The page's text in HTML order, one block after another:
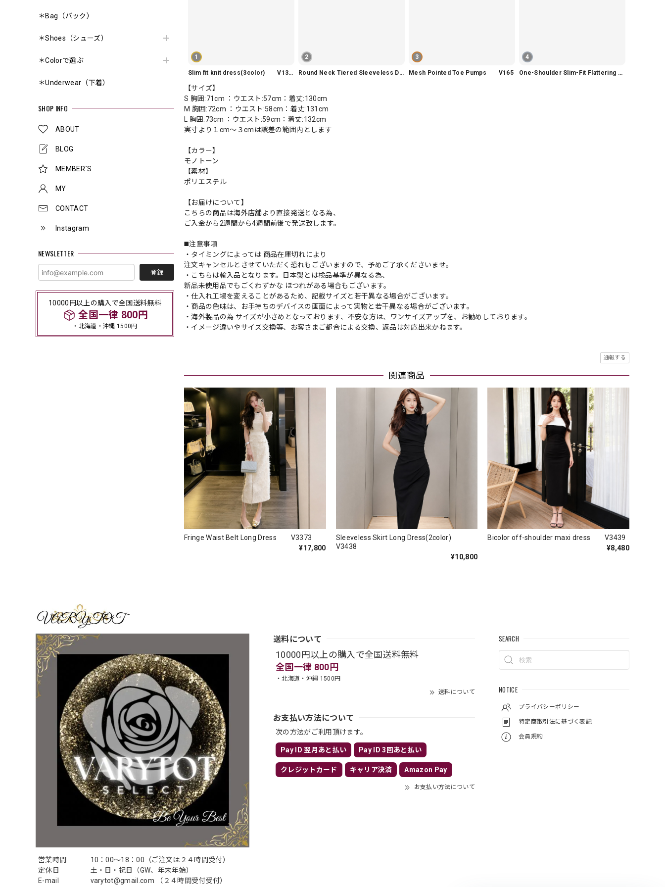
＊Bag（バック）
＊Shoes（シューズ）
＊Colorで選ぶ
＊Underwear（下着）
SHOP INFO
ABOUT
BLOG
MEMBER`S
MY
CONTACT
Instagram
NEWSLETTER
登録
10000円以上の購入で全国送料無料
全国一律 800円
・北海道・沖縄 1500円
1
Slim fit knit dress(3color) V1330
2
Round Neck Tiered Sleeveless Dress V2290
3
Mesh Pointed Toe Pumps V165
4
One-Shoulder Slim-Fit Flattering Mermaid Skirt Dress V2295
【サイズ】
S 胸囲:71cm ：ウエスト:57cm：着丈:130cm
M 胸囲:72cm ：ウエスト:58cm：着丈:131cm
L 胸囲:73cm ：ウエスト:59cm：着丈:132cm
実寸より１cm〜３cmは誤差の範囲内とします
【カラー】
モノトーン
【素材】
ポリエステル
【お届けについて】
こちらの商品は海外店舗より直接発送となる為、
ご入金から2週間から4週間前後で発送致します。
◼️注意事項
・タイミングによっては 商品在庫切れにより
注文キャンセルとさせていただく恐れもございますので、予めご了承くださいませ。
・こちらは輸入品となります。日本製とは検品基準が異なる為、
新品未使用品でもごくわずかな ほつれがある場合もございます。
・仕入れ工場を変えることがあるため、記載サイズと若干異なる場合がございます。
・商品の色味は、お手持ちのデバイスの画面によって実物と若干異なる場合がございます。
・海外製品の為 サイズが小さめとなっております、不安な方は、ワンサイズアップを、お勧めしております。
・イメージ違いやサイズ交換等、お客さまご都合による交換、返品は対応出来かねます。
通報する
関連商品
Fringe Waist Belt Long Dress V3373
¥17,800
Sleeveless Skirt Long Dress(2color)
V3438
¥10,800
Bicolor off-shoulder maxi dress V3439
¥8,480
営業時間
10：00〜18：00（ご注文は２４時間受付）
定休日
土・日・祝日（GW、年末年始）
E-mail
varytot@gmail.com （２４時間受付受付）
送料について
10000円以上の購入で全国送料無料
全国一律 800円
・北海道・沖縄 1500円
送料について
お支払い方法について
次の方法がご利用頂けます。
Pay ID 翌月あと払い Pay ID 3回あと払い
クレジットカード キャリア決済 Amazon Pay
お支払い方法について
SEARCH
NOTICE
プライバシーポリシー
特定商取引法に基づく表記
会員規約